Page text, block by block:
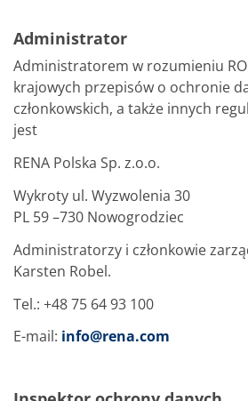
Administrator
Administratorem w rozumieniu
krajowych przepisów o ochronie
członkowskich, a także innych
jest
RENA Polska Sp. z.o.o.
Wykroty ul. Wyzwolenia 30
PL 59 –730 Nowogrodziec
Administratorzy i członkowie
Karsten Robel.
Tel.: +48 75 64 93 100
E-mail: info@rena.com